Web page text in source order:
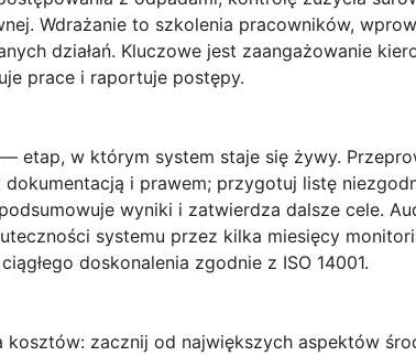
Wdrażanie to szkolenia pracowników,
działań. Kluczowe jest zaangażowanie
prace i raportuje postępy.
— etap, w którym system staje się żywy.
i prawem; przygotuj listę
wyniki i zatwierdza dalsze cele.
systemu przez kilka miesięcy
doskonalenia zgodnie z ISO 14001.
kosztów: zacznij od największych aspektów